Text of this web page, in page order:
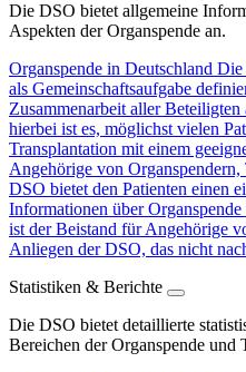
Die DSO bietet allgemeine
Aspekten der Organspende an.
Organspende in Deutschland Die
als Gemeinschaftsaufgabe
Zusammenarbeit aller
hierbei ist es, möglichst vielen
Transplantation mit einem
Angehörige von Organspendern,
DSO bietet den Patienten einen
Informationen über
ist der Beistand für Angehörige
Anliegen der DSO, das nicht
Statistiken & Berichte
Die DSO bietet detaillierte
Bereichen der Organspende und